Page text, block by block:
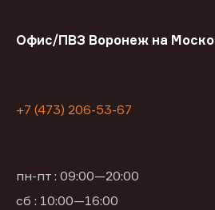
Офис/ПВЗ Воронеж на
+7 (473) 206-53-67
пн-пт : 09:00—20:00
сб : 10:00—16:00